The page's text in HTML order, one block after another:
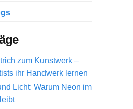
zum Kunstwerk –
ihr Handwerk lernen
Licht: Warum Neon im